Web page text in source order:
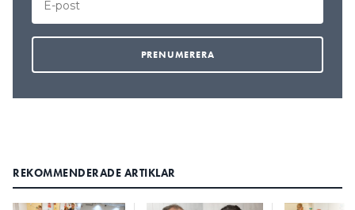
REKOMMENDERADE ARTIKLAR